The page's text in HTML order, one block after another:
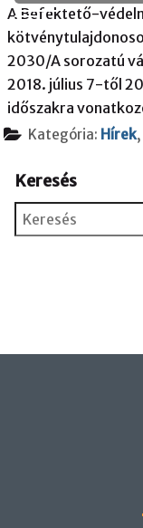
A Befektető-
2030/A sorozatú
2018. július 7-től
időszakra
Kategória: Hírek,
Keresés